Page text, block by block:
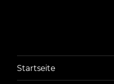
Startseite